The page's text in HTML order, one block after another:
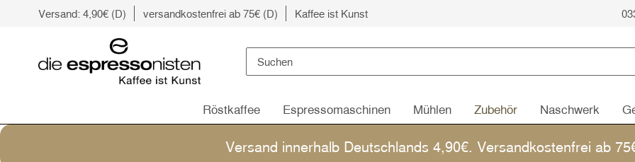
Versand: 4,90€ (D) versandkostenfrei ab 75€ (D) Kaffee ist Kunst
Röstkaffee Espressomaschinen Mühlen Zubehör Naschwerk
Versand innerhalb Deutschlands 4,90€. Versandkostenfrei ab